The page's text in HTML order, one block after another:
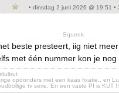
• dinsdag 2 juni 2026 @ 19:51 •
Squeek
beste presteert, iig niet
met één nummer kon je nog
opdonders met een kaas fixatie., en
tv serie. En een vaste PI is KUT